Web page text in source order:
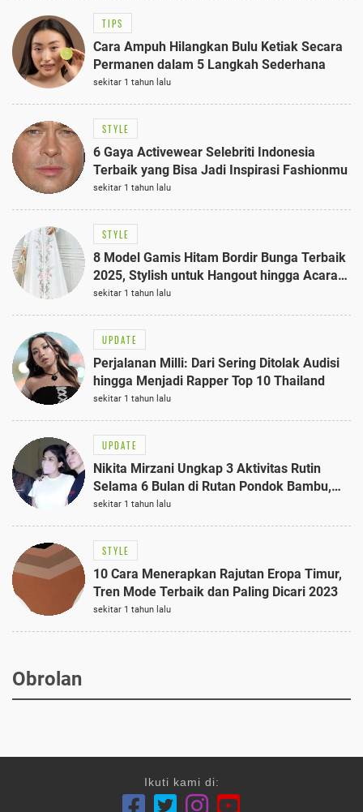
TIPS
Cara Ampuh Hilangkan Bulu Ketiak Secara
Permanen dalam 5 Langkah Sederhana
sekitar 1 tahun lalu
STYLE
6 Gaya Activewear Selebriti Indonesia
Terbaik yang Bisa Jadi Inspirasi Fashionmu
sekitar 1 tahun lalu
STYLE
8 Model Gamis Hitam Bordir Bunga Terbaik
2025, Stylish untuk Hangout hingga Acara
Semi-Formal
sekitar 1 tahun lalu
UPDATE
Perjalanan Milli: Dari Sering Ditolak Audisi
hingga Menjadi Rapper Top 10 Thailand
sekitar 1 tahun lalu
UPDATE
Nikita Mirzani Ungkap 3 Aktivitas Rutin
Selama 6 Bulan di Rutan Pondok Bambu,
Terungkap!
sekitar 1 tahun lalu
STYLE
10 Cara Menerapkan Rajutan Eropa Timur,
Tren Mode Terbaik dan Paling Dicari 2023
sekitar 1 tahun lalu
Obrolan
Ikuti kami di: